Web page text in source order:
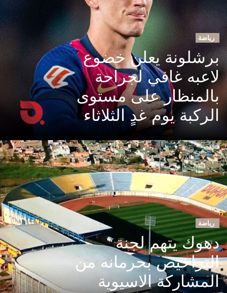
رياضة
برشلونة يعلن خضوع
لاعبه غافي لجراحة
بالمنظار على مستوى
الركبة يوم غدٍ الثلاثاء
رياضة
دهوك يتهم لجنة
التراخيص بحرمانه من
المشاركة الاسيوية